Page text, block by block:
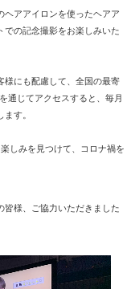
ヘアアイロンを使ったヘアア
での記念撮影をお楽しみいた
様にも配慮して、全国の最寄
通じてアクセスすると、毎月
す。
しみを見つけて、コロナ禍を
皆様、ご協力いただきました